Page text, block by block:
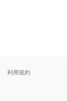
利用規約